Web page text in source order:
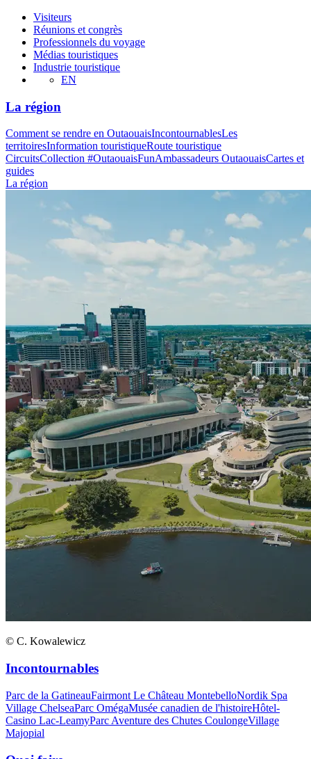
Visiteurs
Réunions et congrès
Professionnels du voyage
Médias touristiques
Industrie touristique
EN
La région
Comment se rendre en OutaouaisIncontournablesLes
territoiresInformation touristiqueRoute touristique
CircuitsCollection #OutaouaisFunAmbassadeurs OutaouaisCartes et
guides
La région
© C. Kowalewicz
Incontournables
Parc de la GatineauFairmont Le Château MontebelloNordik Spa
Village ChelseaParc OmégaMusée canadien de l'histoireHôtel-
Casino Lac-LeamyParc Aventure des Chutes CoulongeVillage
Majopial